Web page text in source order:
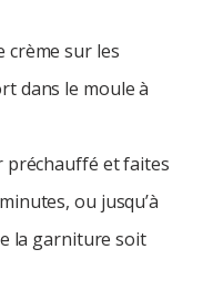
crème sur les
dans le moule à
préchauffé et faites
ou jusqu’à
la garniture soit